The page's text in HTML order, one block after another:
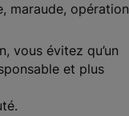
maraude, opération
vous évitez qu’un
et plus